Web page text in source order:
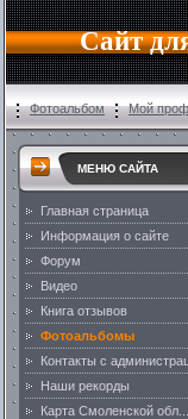
Сайт
Фотоальбом Мой
МЕНЮ САЙТА
Главная страница
Информация о сайте
Форум
Видео
Книга отзывов
Фотоальбомы
Контакты с
Наши рекорды
Карта Смоленской обл...